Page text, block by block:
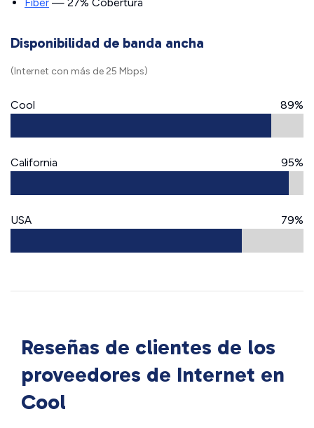
Disponibilidad de banda ancha
(Internet con más de 25 Mbps)
Cool 89%
California 95%
USA 79%
Reseñas de clientes de los
proveedores de Internet en
Cool